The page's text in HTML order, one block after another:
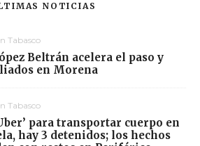
NOTICIAS
Tabasco
Beltrán acelera el paso y
en Morena
Tabasco
para transportar cuerpo en
hay 3 detenidos; los hechos